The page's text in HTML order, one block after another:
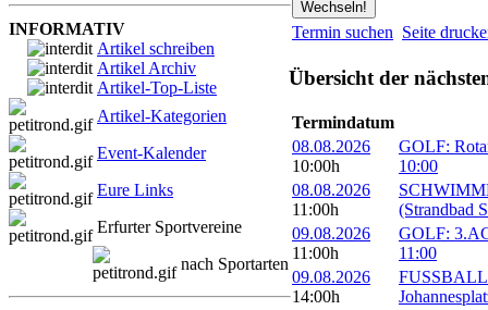
INFORMATIV
Artikel schreiben
Artikel Archiv
Artikel-Top-Liste
Artikel-Kategorien
Event-Kalender
Eure Links
Erfurter Sportvereine
nach Sportarten
Termin suchen Seite
Übersicht der
Termindatum
08.08.2026
10:00h
GOLF:
10:00
08.08.2026
11:00h
(Strandbad
09.08.2026
11:00h
GOLF:
11:00
09.08.2026
14:00h